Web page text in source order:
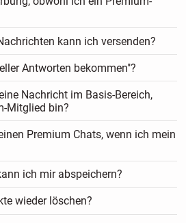
kann ich versenden?
Antworten bekommen"?
Nachricht im Basis-Bereich,
Mitglied bin?
Premium Chats, wenn ich mein
ich mir abspeichern?
wieder löschen?